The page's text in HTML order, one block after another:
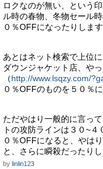
ロクなのが無い、という
ル時の春物、冬物セール
０％OFFになったりします
あとはネット検索で上位
ダウンジャケット店、や
（http://www.lsqzy.com/
０％OFFのものを５０％
ただやはり一般的に言っ
トの攻防ラインは３０~４
０％OFFになると、やは
と、さらに瞬殺だったりし
by linlin123